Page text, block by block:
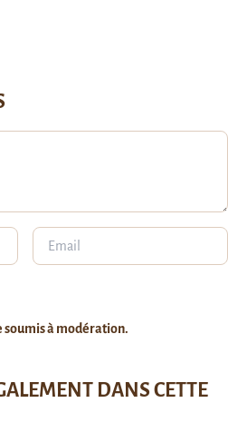
à modération.
DANS CETTE